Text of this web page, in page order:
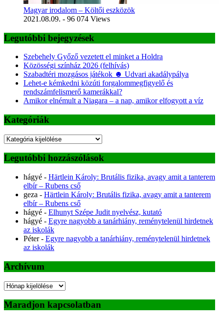
Magyar irodalom – Költői eszközök
2021.08.09. - 96 074 Views
Legutóbbi bejegyzések
Szebehely Győző vezetett el minket a Holdra
Közösségi színház 2026 (felhívás)
Szabadtéri mozgásos játékok ☻ Udvari akadálypálya
Lehet-e kémkedni közúti forgalommegfigyelő és
rendszámfelismerő kamerákkal?
Amikor elnémult a Niagara – a nap, amikor elfogyott a víz
Kategóriák
Kategóriák
Legutóbbi hozzászólások
hágyé - Härtlein Károly: Brutális fizika, avagy amit a tanterem
elbír – Rubens cső
geza - Härtlein Károly: Brutális fizika, avagy amit a tanterem
elbír – Rubens cső
hágyé - Elhunyt Szépe Judit nyelvész, kutató
hágyé - Egyre nagyobb a tanárhiány, reménytelenül hirdetnek
az iskolák
Péter- Egyre nagyobb a tanárhiány, reménytelenül hirdetnek
az iskolák
Archívum
Archívum
Maradjon kapcsolatban